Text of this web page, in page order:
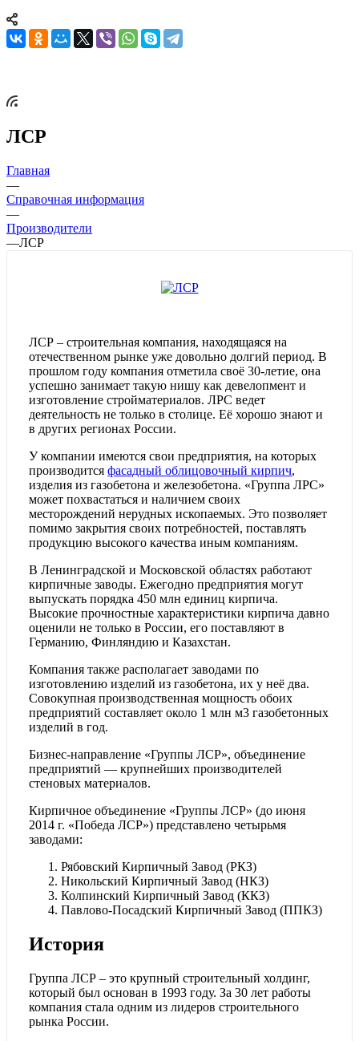
ЛСР
Главная
—
Справочная информация
—
Производители
—ЛСР
ЛСР – строительная компания, находящаяся на
отечественном рынке уже довольно долгий период. В
прошлом году компания отметила своё 30-летие, она
успешно занимает такую нишу как девелопмент и
изготовление стройматериалов. ЛРС ведет
деятельность не только в столице. Её хорошо знают и
в других регионах России.
У компании имеются свои предприятия, на которых
производитсяфасадный облицовочный кирпич,
изделия из газобетона и железобетона. «Группа ЛРС»
может похвастаться и наличием своих
месторождений нерудных ископаемых. Это позволяет
помимо закрытия своих потребностей, поставлять
продукцию высокого качества иным компаниям.
В Ленинградской и Московской областях работают
кирпичные заводы. Ежегодно предприятия могут
выпускать порядка 450 млн единиц кирпича.
Высокие прочностные характеристики кирпича давно
оценили не только в России, его поставляют в
Германию, Финляндию и Казахстан.
Компания также располагает заводами по
изготовлению изделий из газобетона, их у неё два.
Совокупная производственная мощность обоих
предприятий составляет около 1 млн м3 газобетонных
изделий в год.
Бизнес-направление «Группы ЛСР», объединение
предприятий — крупнейших производителей
стеновых материалов.
Кирпичное объединение «Группы ЛСР» (до июня
2014 г. «Победа ЛСР») представлено четырьмя
заводами:
Рябовский Кирпичный Завод (РКЗ)
Никольский Кирпичный Завод (НКЗ)
Колпинский Кирпичный Завод (ККЗ)
Павлово-Посадский Кирпичный Завод (ППКЗ)
История
Группа ЛСР – это крупный строительный холдинг,
который был основан в 1993 году. За 30 лет работы
компания стала одним из лидеров строительного
рынка России.